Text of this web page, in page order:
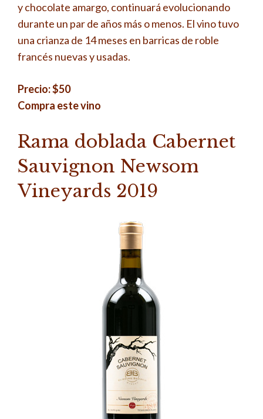
y chocolate amargo, continuará evolucionando
durante un par de años más o menos. El vino tuvo
una crianza de 14 meses en barricas de roble
francés nuevas y usadas.
Precio: $50
Compra este vino
Rama doblada Cabernet
Sauvignon Newsom
Vineyards 2019